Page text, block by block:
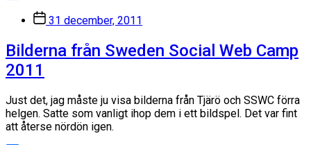
Inläggsdatum
31 december, 2011
Bilderna från Sweden Social Web Camp
2011
Just det, jag måste ju visa bilderna från Tjärö och SSWC förra
helgen. Satte som vanligt ihop dem i ett bildspel. Det var fint
att återse nördön igen.